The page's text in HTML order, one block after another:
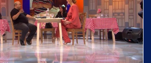
Presvete Bogorodice danas iz
Save